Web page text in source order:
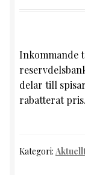
Inkommande
delar till
rabatterat
Kategori: